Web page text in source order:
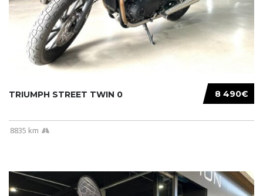
8 490€
TRIUMPH STREET TWIN 0
8835 km